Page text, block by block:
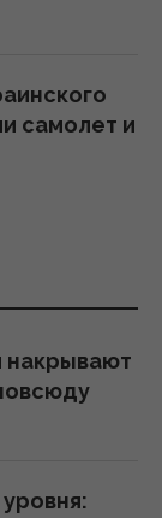
самолет и
война
в
войне
накрывают